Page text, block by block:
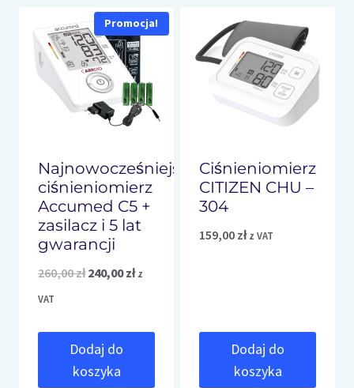
Promocja!
Najnowocześniejszy
ciśnieniomierz
Accumed C5 +
zasilacz i 5 lat
gwarancji
260,00zł Pierwotna
260,00 zł.
240,00złAktualna
z
VAT
Dodaj do
koszyka
Ciśnieniomierz
CITIZEN CHU –
304
159,00 zł z VAT
Dodaj do
koszyka